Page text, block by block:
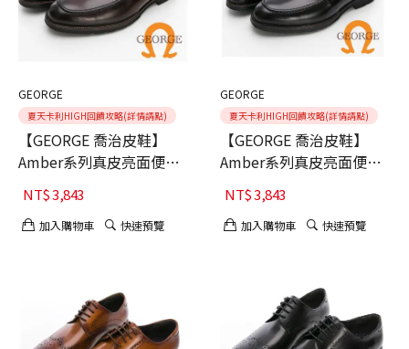
GEORGE
夏天卡利HIGH回饋攻略(詳情請點)
【GEORGE 喬治皮鞋】
Amber系列真皮亮面便士
樂福鞋-咖40
NT$3,843
加入購物車 快速預覽
GEORGE
夏天卡利HIGH回饋攻略(詳情請點)
【GEORGE 喬治皮鞋】
Amber系列真皮亮面便士
樂福鞋-黑41
NT$3,843
加入購物車 快速預覽